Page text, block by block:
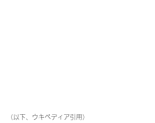
（以下、ウキペディア引用）